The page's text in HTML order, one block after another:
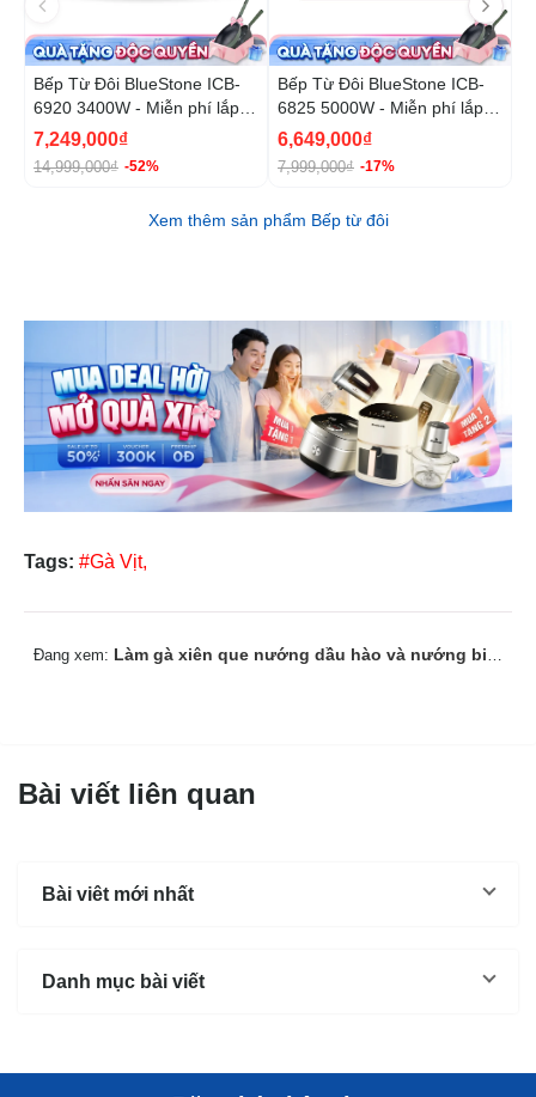
Bếp Từ Đôi BlueStone ICB-
6920 3400W - Miễn phí lắp
đặt, cắt đá
7,249,000₫
14,999,000₫ -52%
Bếp Từ Đôi BlueStone ICB-
6825 5000W - Miễn phí lắp
đặt, cắt đá
6,649,000₫
7,999,000₫ -17%
Xem thêm sản phẩm Bếp từ đôi
Tags: #Gà Vịt,
Đang xem: Làm gà xiên que nướng dầu hào và nướng bia thơm ngon lạ miệng
Bài viết liên quan
Bài viêt mới nhất
Danh mục bài viết